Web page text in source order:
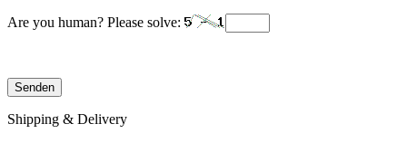
Are you human? Please solve:
Shipping & Delivery